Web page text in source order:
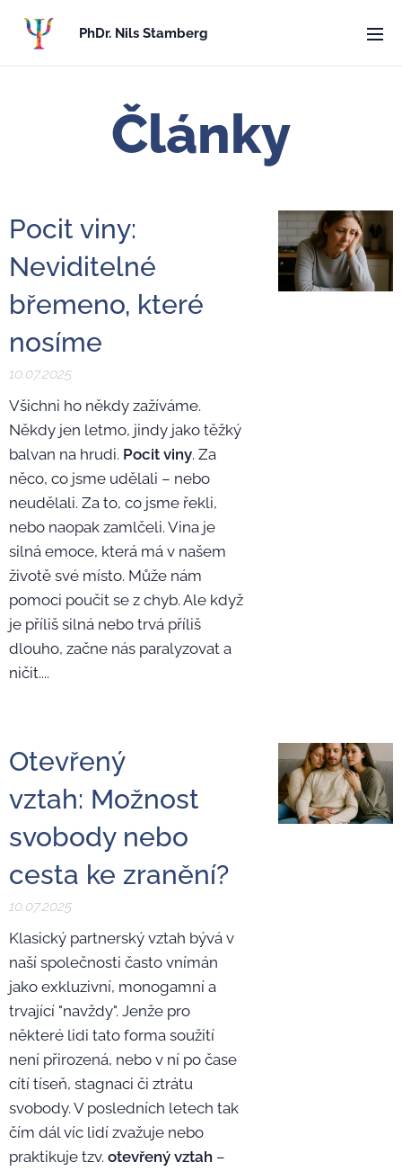
PhDr. Nils Stamberg
Články
Pocit viny:
Neviditelné
břemeno, které
nosíme
10.07.2025
Všichni ho někdy zažíváme.
Někdy jen letmo, jindy jako těžký
balvan na hrudi. Pocit viny. Za
něco, co jsme udělali – nebo
neudělali. Za to, co jsme řekli,
nebo naopak zamlčeli. Vina je
silná emoce, která má v našem
životě své místo. Může nám
pomoci poučit se z chyb. Ale když
je příliš silná nebo trvá příliš
dlouho, začne nás paralyzovat a
ničit....
Otevřený
vztah: Možnost
svobody nebo
cesta ke zranění?
10.07.2025
Klasický partnerský vztah bývá v
naší společnosti často vnímán
jako exkluzivní, monogamní a
trvající "navždy". Jenže pro
některé lidi tato forma soužití
není přirozená, nebo v ní po čase
cítí tíseň, stagnaci či ztrátu
svobody. V posledních letech tak
čím dál víc lidí zvažuje nebo
praktikuje tzv. otevřený vztah –